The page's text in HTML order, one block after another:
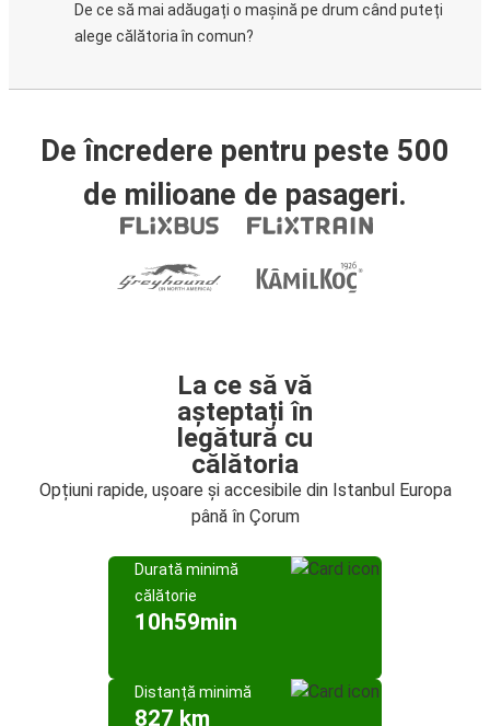
De ce să mai adăugați o mașină pe drum când puteți
alege călătoria în comun?
De încredere pentru peste 500
de milioane de pasageri.
La ce să vă
așteptați în
legătură cu
călătoria
Opțiuni rapide, ușoare și accesibile din Istanbul Europa
până în Çorum
Durată minimă
călătorie
10h59min
Distanță minimă
827 km